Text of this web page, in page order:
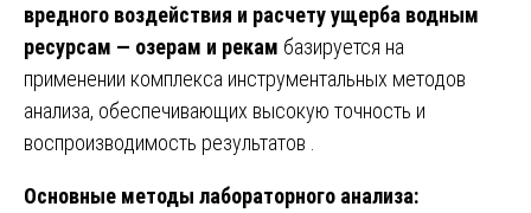
вредного воздействия и расчету ущерба водным
ресурсам — озерам и рекам базируется на
применении комплекса инструментальных методов
анализа, обеспечивающих высокую точность и
воспроизводимость результатов .
Основные методы лабораторного анализа: